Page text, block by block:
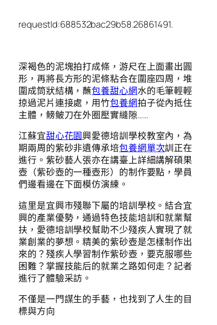
requestId:688532bac29b58.26861491.
深褐色的泥塊拍打成條，游尺在上面畫出圓
形，再將長方形的泥條粘合在圍座四周，堆
圍成筒狀結構，蘸包養甜心網水的毛筆輕輕
掠過泥片連接處，用竹包養網拍子從內抵住
主體，鳑鲏刀在外圈壓實縫隙……
江蘇宜甜心花園興愛德培訓學校教室內，為
期兩周的紫砂非遺傳承培包養網單次訓正在
進行。紫砂藝人張亦在講臺上詳細講解碩果
壺（紫砂壺的一種壺形）的制作要點，學員
們邊看邊在下面模仿演練。
這里是宜興市殘聯下屬的培訓學校。結合宜
興的產業優勢，通過特色技能培訓和就業幫
扶，愛德培訓學校幫助不少殘疾人實現了就
業創業的夢想。精美的紫砂壺是怎樣制作出
來的？殘疾人學習制作紫砂壺，要克服哪些
困難？掌握技能后的就業之路如何走？記者
進行了體驗采訪。
不僅是一門謀生的手藝，也找到了人生的目
標與方向